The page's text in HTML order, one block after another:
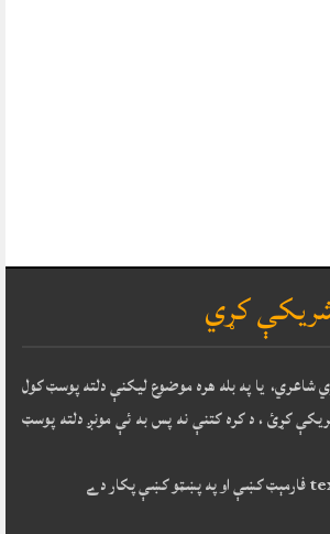
کړي
شاعري، يا په بله هره موضوع ليکنې دلته پوسټ کول
کړئ ، د کره کتنې نه پس به ئې مونږ دلته پوسټ